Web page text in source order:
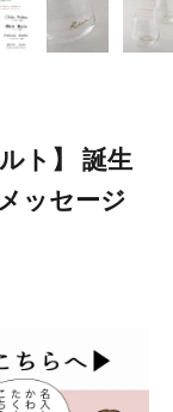
ト】 誕生
ッセージ